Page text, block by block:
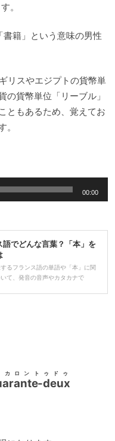
。
書籍」という意味の男性
リスやエジプトの貨幣単
貨幣単位「リーブル」
ともあるため、覚えてお
00:00
語でどんな言葉？「本」を
るフランス語の単語や「本」に関
て、発音の音声やカタカナで
deux
ロントゥドゥ